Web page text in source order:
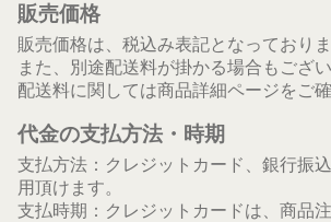
販売価格
販売価格は、税込み表記となっておりま
また、別途配送料が掛かる場合もござい
配送料に関しては商品詳細ページをご確
代金の支払方法・時期
支払方法：クレジットカード、銀行振
用頂けます。
支払時期：クレジットカードは、商品